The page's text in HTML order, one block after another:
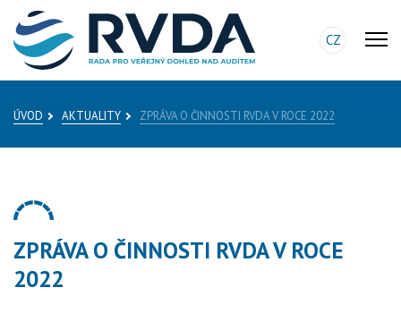
CZ
ÚVOD AKTUALITY ZPRÁVA O ČINNOSTI RVDA V ROCE 2022
ZPRÁVA O ČINNOSTI RVDA V ROCE
2022